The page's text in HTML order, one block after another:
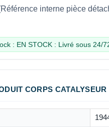
interne pièce
: EN STOCK : Livré sous 24/
CORPS